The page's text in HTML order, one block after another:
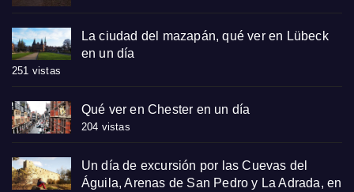
La ciudad del mazapán, qué ver en Lübeck
en un día
251 vistas
Qué ver en Chester en un día
204 vistas
Un día de excursión por las Cuevas del
Águila, Arenas de San Pedro y La Adrada, en